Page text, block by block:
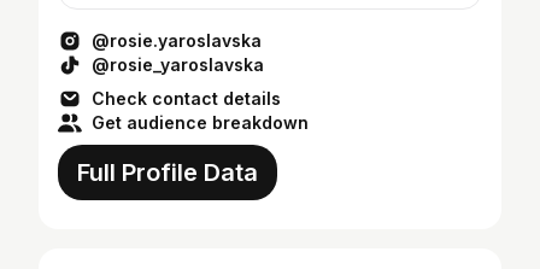
@rosie.yaroslavska
@rosie_yaroslavska
Check contact details
Get audience breakdown
Full Profile Data